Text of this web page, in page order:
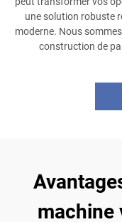
une solution robuste
moderne. Nous
construction de
machine